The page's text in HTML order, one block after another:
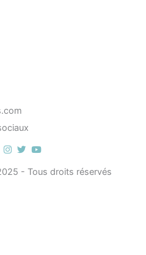
- Tous droits réservés